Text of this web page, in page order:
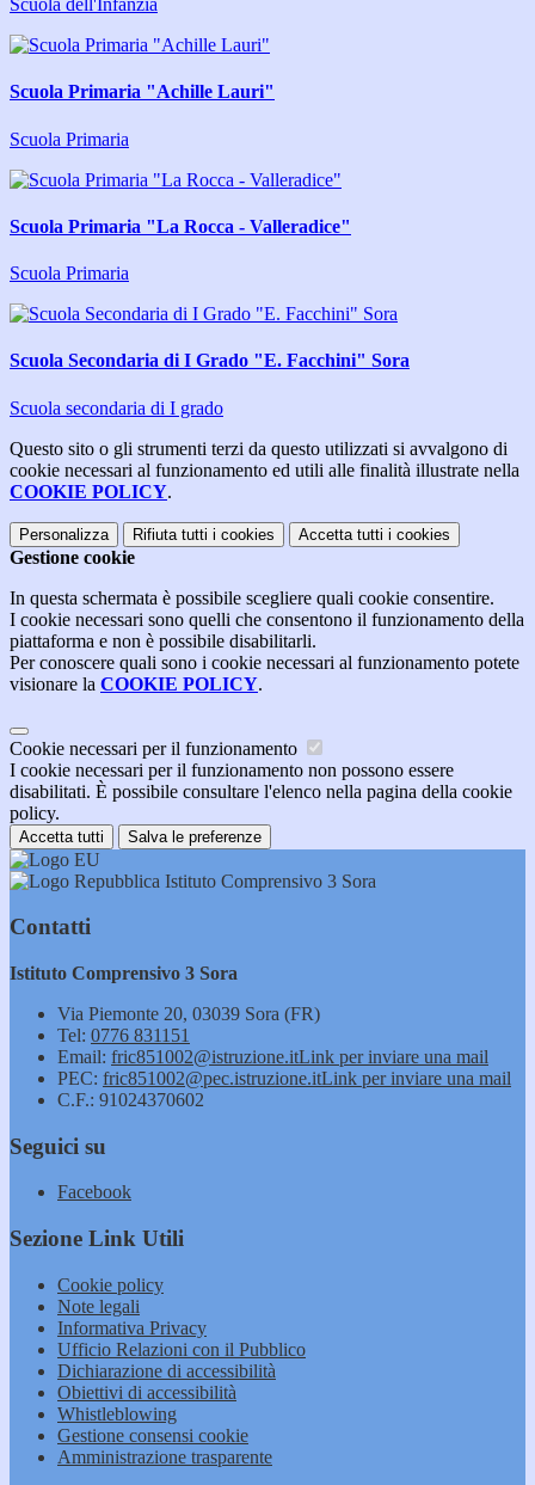
Scuola dell'Infanzia
Scuola Primaria "Achille Lauri"
Scuola Primaria
Scuola Primaria "La Rocca - Valleradice"
Scuola Primaria
Scuola Secondaria di I Grado "E. Facchini" Sora
Scuola secondaria di I grado
Questo sito o gli strumenti terzi da questo utilizzati si avvalgono di
cookie necessari al funzionamento ed utili alle finalità illustrate nella
COOKIE POLICY.
Personalizza Rifiuta tutti i cookies Accetta tutti i cookies
Gestione cookie
In questa schermata è possibile scegliere quali cookie consentire.
I cookie necessari sono quelli che consentono il funzionamento della
piattaforma e non è possibile disabilitarli.
Per conoscere quali sono i cookie necessari al funzionamento potete
visionare la COOKIE POLICY.
Cookie necessari per il funzionamento
I cookie necessari per il funzionamento non possono essere
disabilitati. È possibile consultare l'elenco nella pagina della cookie
policy.
Accetta tutti Salva le preferenze
Istituto Comprensivo 3 Sora
Contatti
Istituto Comprensivo 3 Sora
Via Piemonte 20, 03039 Sora (FR)
Tel: 0776 831151
Email: fric851002@istruzione.itLink per inviare una mail
PEC: fric851002@pec.istruzione.itLink per inviare una mail
C.F.: 91024370602
Seguici su
Facebook
Sezione Link Utili
Cookie policy
Note legali
Informativa Privacy
Ufficio Relazioni con il Pubblico
Dichiarazione di accessibilità
Obiettivi di accessibilità
Whistleblowing
Gestione consensi cookie
Amministrazione trasparente